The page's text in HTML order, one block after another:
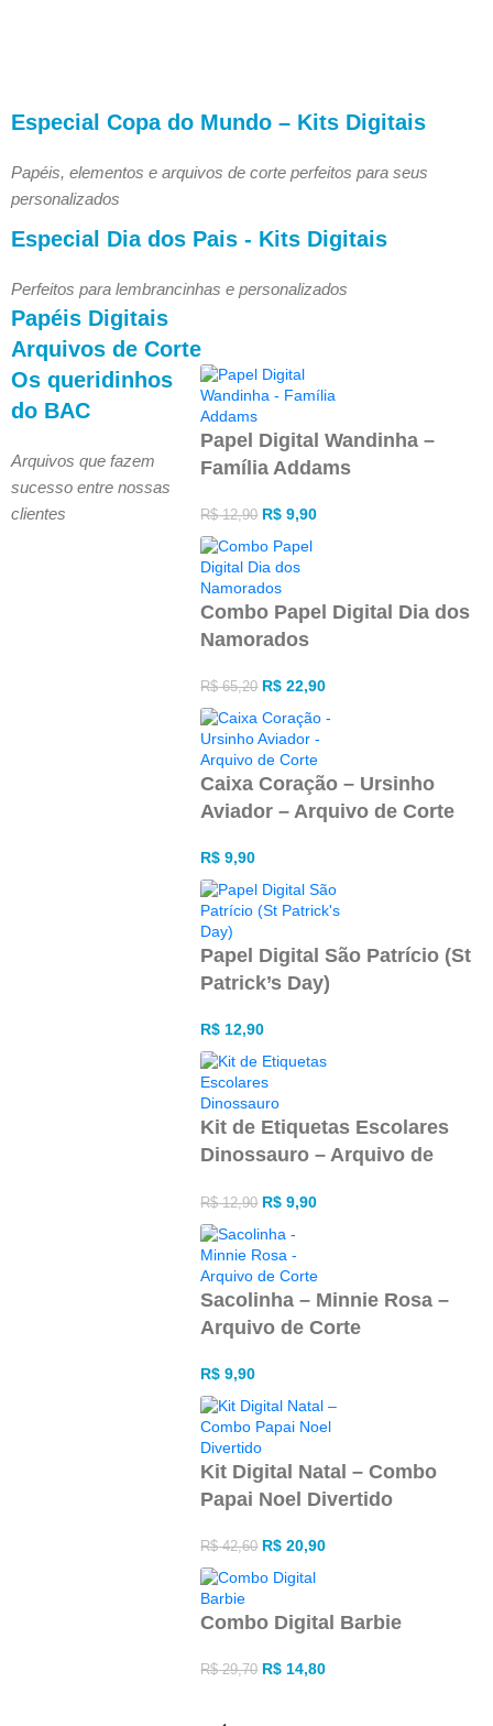
Especial Copa do Mundo – Kits Digitais
Papéis, elementos e arquivos de corte perfeitos para seus
personalizados
Especial Dia dos Pais - Kits Digitais
Perfeitos para lembrancinhas e personalizados
Papéis Digitais
Arquivos de Corte
Os queridinhos
do BAC
Arquivos que fazem
sucesso entre nossas
clientes
Papel Digital Wandinha –
Família Addams
R$12,90 R$ 9,90
Combo Papel Digital Dia dos
Namorados
R$65,20 R$ 22,90
Caixa Coração – Ursinho
Aviador – Arquivo de Corte
R$ 9,90
Papel Digital São Patrício (St
Patrick’s Day)
R$ 12,90
Kit de Etiquetas Escolares
Dinossauro – Arquivo de
R$12,90 R$ 9,90
Sacolinha – Minnie Rosa –
Arquivo de Corte
R$ 9,90
Kit Digital Natal – Combo
Papai Noel Divertido
R$42,60 R$ 20,90
Combo Digital Barbie
R$29,70 R$ 14,80